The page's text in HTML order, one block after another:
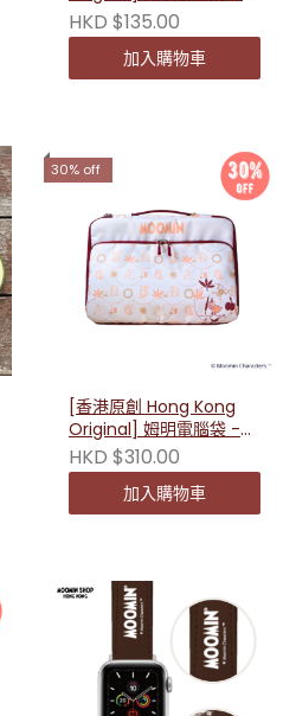
套
HKD $135.00
加入購物車
30% off
[香港原創 Hong Kong
Original] 姆明電腦袋 -
紅白色(小美) 230115
HKD $310.00
加入購物車